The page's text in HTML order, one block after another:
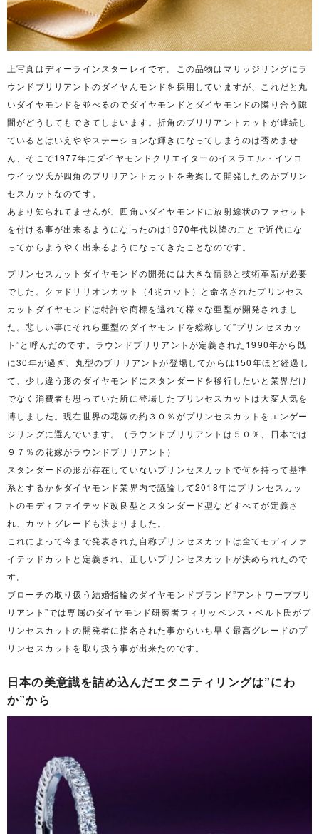
上写真はディーラインスターレイです。この品物はマリッジリングにラ
ウンドブリリアントのダイヤんモンドを採用していますが、これだと丸
いダイヤモンドを並べるのでダイヤモンドとダイヤモンドの隣り合う隙
間がどうしてもできてしまいます。折角のブリリアントカットが連続し
ているとはいえややステーションな輝きになってしまうのは否めませ
ん、そこで1977年にダイヤモンドクリエイターのイスラエル・イツコ
ウイッツ氏が四角のブリリアントカットを考案して開発したのがプリン
セスカットなのです。
あまり知られてませんが、四角いダイヤモンドに放射線状のファセット
を付ける事が出来るようになったのは1970年代以降のことで近代にな
ってからようやく出来るようになってきたことなのです。
プリンセスカットダイヤモンドの開発には大きな情熱と技術革新が必要
でした。クァドリリオンカット（4兆カット）と命名されたプリンセス
カットダイヤモンドは特許や商標を逃れて様々な亜型が開発されまし
た。悲しい事にそれら亜型のダイヤモンドを総称して”プリンセスカッ
ト”と呼んだのです。ラウンドブリリアントが定義された1990年から既
に30年が過ぎ、丸型のブリリアントが登場してからは150年ほど経過し
て、少し違う形のダイヤモンドにスタンダードを移行したいと業界だけ
でなく消費者も思っていた所に登場したプリンセスカットは大変人気を
博しました。現在世界の花嫁の約３０％がプリンセスカットをエンゲー
ジリングに選んでいます。（ラウンドブリリアントは５０％、日本では
９７％の花嫁がラウンドブリリアント）
スタンダードの形が存在していないプリンセスカットで何を持って基準
系とするかをダイヤモンド業界内で議論して2018年にプリンセスカッ
トのモディファイテッド改良型とスタンダード型などすべてが定義さ
れ、カットグレードも決まりました。
これによって今まで発表された自称プリンセスカットは全てモディファ
イテッドカットと定義され、正しいプリンセスカットが決められたので
す。
ブローチの取り扱う結婚指輪のダイヤモンドブランド”アントワープブリ
リアント”では専属のダイヤモンド研磨者フィリッペンス・ベルト氏がプ
リンセスカットの開発者に指名された事からいち早く最高グレードのプ
リンセスカットを取り扱う事が出来たのです。
日本の美意識を詰め込んだエタニティリングは”にわ
か”から